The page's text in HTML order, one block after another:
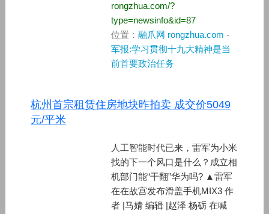
rongzhua.com/?
type=newsinfo&id=87
位置： 融爪网 rongzhua.com -
军报:学习贯彻十九大精神是当
前首要政治任务
杭州首宗租赁住房地块昨拍卖 成交价5049
元/平米
人工智能时代已来，雷军为小米
找的下一个风口是什么？成立相
机部门能“干翻”华为吗? ▲雷军
在在故宫发布滑盖手机MIX3 作
者 |马婧 编辑 |赵泽 杨砺 在喊